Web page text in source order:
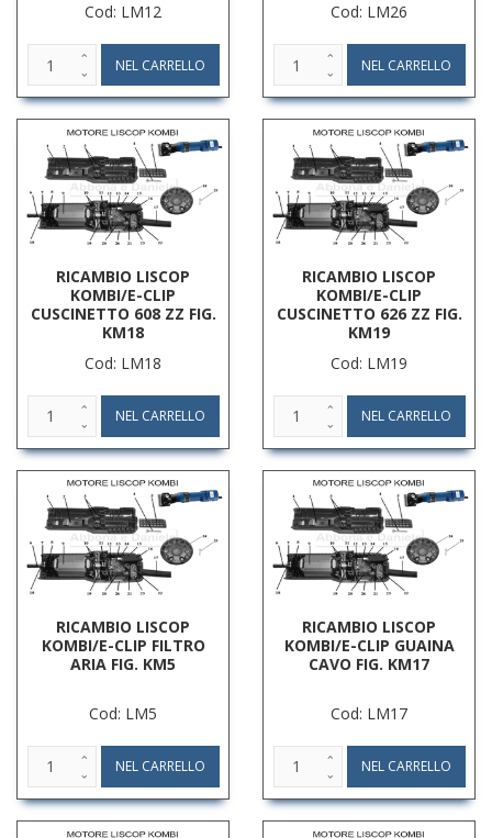
Cod: LM12
Cod: LM26
RICAMBIO LISCOP
KOMBI/E-CLIP
CUSCINETTO 608 ZZ FIG.
KM18
Cod: LM18
RICAMBIO LISCOP
KOMBI/E-CLIP
CUSCINETTO 626 ZZ FIG.
KM19
Cod: LM19
RICAMBIO LISCOP
KOMBI/E-CLIP FILTRO
ARIA FIG. KM5
Cod: LM5
RICAMBIO LISCOP
KOMBI/E-CLIP GUAINA
CAVO FIG. KM17
Cod: LM17